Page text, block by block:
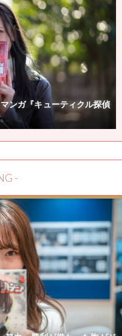
ンガ『キューティクル探偵
-